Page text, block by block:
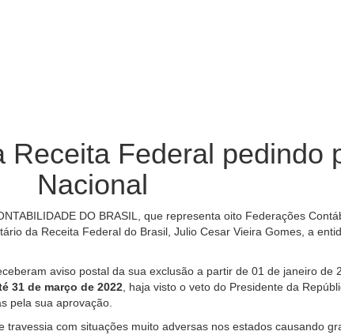
Federal pedindo
Nacional
DO BRASIL, que representa oito Federações
da Receita Federal do Brasil, Julio Cesar Vieira Gomes, a
aviso postal da sua exclusão a partir de 01 de janeiro
31 de março de 2022, haja visto o veto do Presidente da
pela sua aprovação.
com situações muito adversas nos estados causando